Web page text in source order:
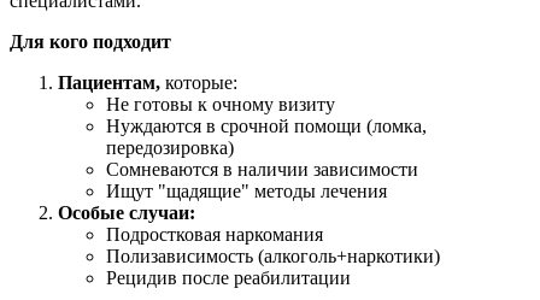
Для кого подходит
Пациентам, которые:
Не готовы к очному визиту
Нуждаются в срочной помощи (ломка,
передозировка)
Сомневаются в наличии зависимости
Ищут "щадящие" методы лечения
Особые случаи:
Подростковая наркомания
Полизависимость (алкоголь+наркотики)
Рецидив после реабилитации